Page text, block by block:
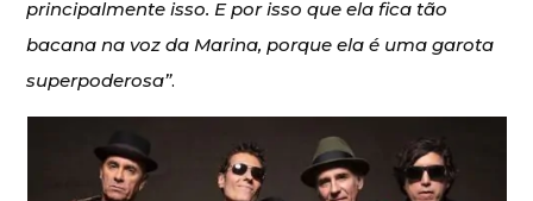
principalmente isso. E por isso que ela fica tão
bacana na voz da Marina, porque ela é uma garota
superpoderosa”.